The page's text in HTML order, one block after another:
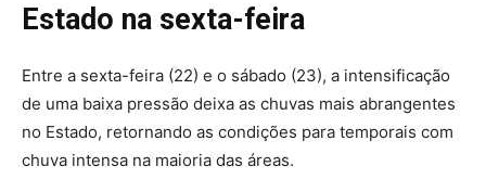
Estado na sexta-feira
Entre a sexta-feira (22) e o sábado (23), a intensificação
de uma baixa pressão deixa as chuvas mais abrangentes
no Estado, retornando as condições para temporais com
chuva intensa na maioria das áreas.